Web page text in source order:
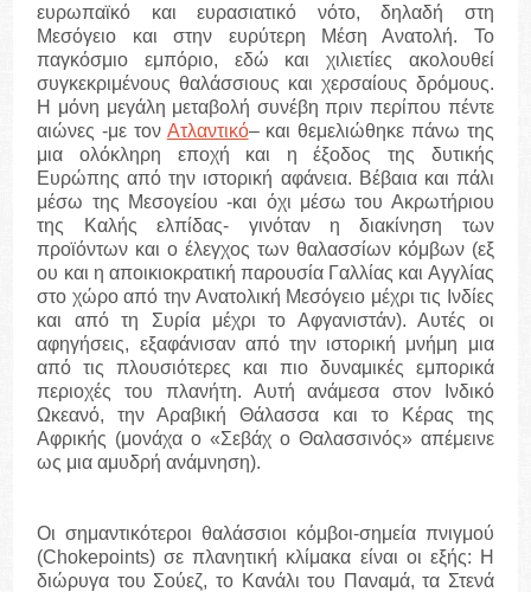
ευρωπαϊκό και ευρασιατικό νότο, δηλαδή στη
Μεσόγειο και στην ευρύτερη Μέση Ανατολή. Το
παγκόσμιο εμπόριο, εδώ και χιλιετίες ακολουθεί
συγκεκριμένους θαλάσσιους και χερσαίους δρόμους.
Η μόνη μεγάλη μεταβολή συνέβη πριν περίπου πέντε
αιώνες -με τον Ατλαντικό– και θεμελιώθηκε πάνω της
μια ολόκληρη εποχή και η έξοδος της δυτικής
Ευρώπης από την ιστορική αφάνεια. Βέβαια και πάλι
μέσω της Μεσογείου -και όχι μέσω του Ακρωτήριου
της Καλής ελπίδας- γινόταν η διακίνηση των
προϊόντων και ο έλεγχος των θαλασσίων κόμβων (εξ
ου και η αποικιοκρατική παρουσία Γαλλίας και Αγγλίας
στο χώρο από την Ανατολική Μεσόγειο μέχρι τις Ινδίες
και από τη Συρία μέχρι το Αφγανιστάν). Αυτές οι
αφηγήσεις, εξαφάνισαν από την ιστορική μνήμη μια
από τις πλουσιότερες και πιο δυναμικές εμπορικά
περιοχές του πλανήτη. Αυτή ανάμεσα στον Ινδικό
Ωκεανό, την Αραβική Θάλασσα και το Κέρας της
Αφρικής (μονάχα ο «Σεβάχ ο Θαλασσινός» απέμεινε
ως μια αμυδρή ανάμνηση).
Οι σημαντικότεροι θαλάσσιοι κόμβοι-σημεία πνιγμού
(Chokepoints) σε πλανητική κλίμακα είναι οι εξής: Η
διώρυγα του Σούεζ, το Κανάλι του Παναμά, τα Στενά